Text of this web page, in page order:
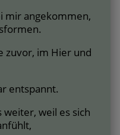
mir angekommen,
zuvor, im Hier und
entspannt.
weil es sich